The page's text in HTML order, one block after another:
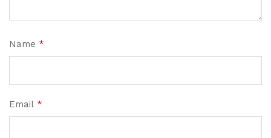
Name *
Email *